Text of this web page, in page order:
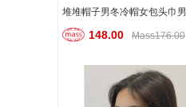
148.00 Mass176.00